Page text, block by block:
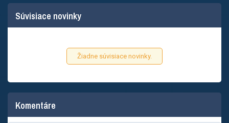
Súvisiace novinky
Žiadne súvisiace novinky.
Komentáre